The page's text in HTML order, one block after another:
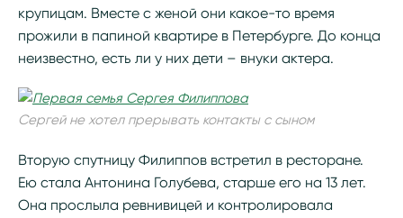
крупицам. Вместе с женой они какое-то время
прожили в папиной квартире в Петербурге. До конца
неизвестно, есть ли у них дети – внуки актера.
Сергей не хотел прерывать контакты с сыном
Вторую спутницу Филиппов встретил в ресторане.
Ею стала Антонина Голубева, старше его на 13 лет.
Она прослыла ревнивицей и контролировала